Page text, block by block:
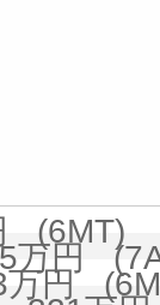
(6MT)
万円
円